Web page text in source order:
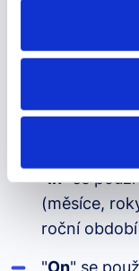
"In" se
(měsíce,
roční
"On" se